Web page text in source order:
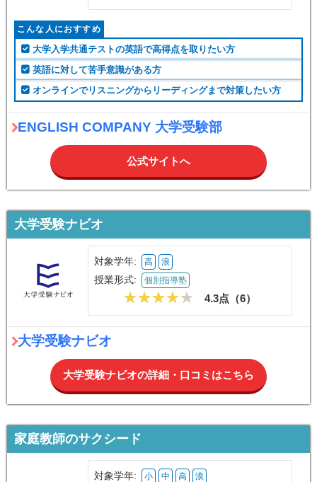
こんな人におすすめ
大学入学共通テストの英語で高得点を取りたい方
英語に対して苦手意識がある方
オンラインでリスニングからリーディングまで対策したい方
ENGLISH COMPANY 大学受験部
公式サイトへ
大学受験ナビオ
対象学年: 高 浪
授業形式: 個別指導塾
4.3点（6）
大学受験ナビオ
大学受験ナビオの詳細・口コミはこちら
家庭教師のサクシード
対象学年: 小 中 高 浪